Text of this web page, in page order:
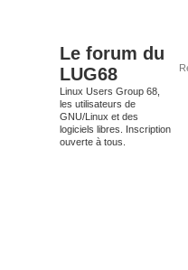
Le forum du
LUG68
Linux Users Group 68,
les utilisateurs de
GNU/Linux et des
logiciels libres. Inscription
ouverte à tous.